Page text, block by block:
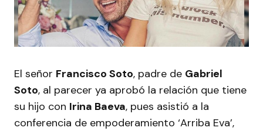
El señor Francisco Soto, padre de Gabriel
Soto, al parecer ya aprobó la relación que tiene
su hijo con Irina Baeva, pues asistió a la
conferencia de empoderamiento ‘Arriba Eva’,